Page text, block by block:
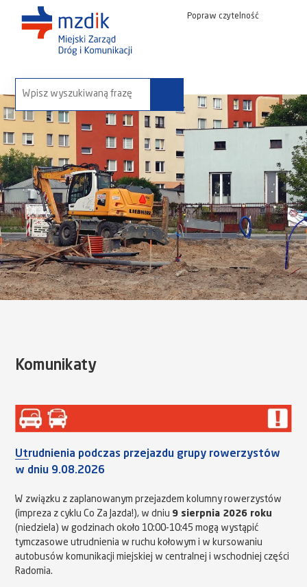
Popraw czytelność
wyszukaj na stronie:
Komunikaty
Utrudnienia podczas przejazdu grupy rowerzystów
w dniu 9.08.2026
W związku z zaplanowanym przejazdem kolumny rowerzystów
(impreza z cyklu Co Za Jazda!), w dniu 9 sierpnia 2026 roku
(niedziela) w godzinach około 10:00-10:45 mogą wystąpić
tymczasowe utrudnienia w ruchu kołowym i w kursowaniu
autobusów komunikacji miejskiej w centralnej i wschodniej części
Radomia.